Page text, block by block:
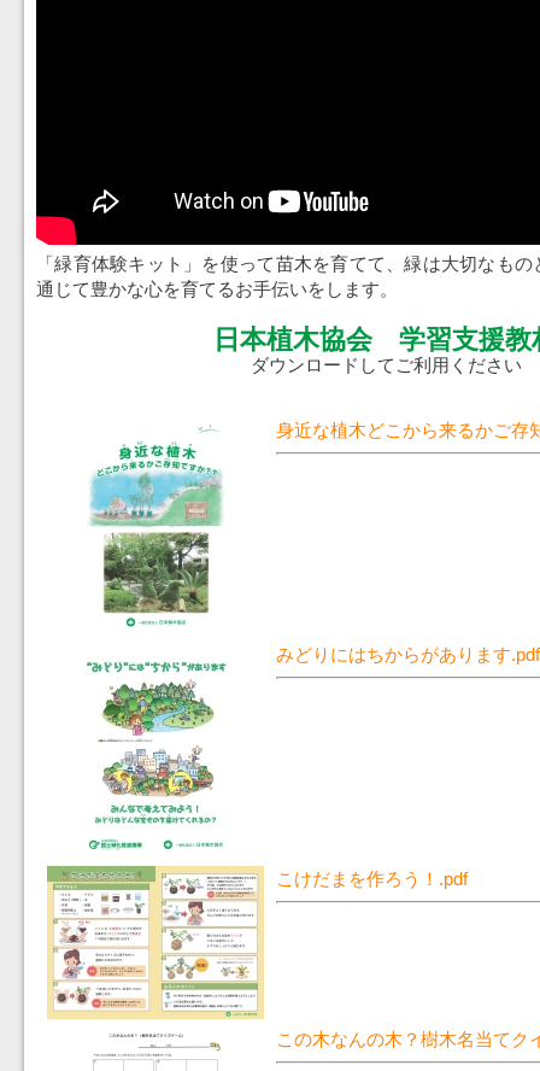
「緑育体験キット」を使って苗木を育てて、緑は大切なも
通じて豊かな心を育てるお手伝いをします。
日本植木協会 学習支援教
ダウンロードしてご利用ください
身近な植木どこから来るかご存
みどりにはちからがあります.pdf
こけだまを作ろう！.pdf
この木なんの木？樹木名当てク